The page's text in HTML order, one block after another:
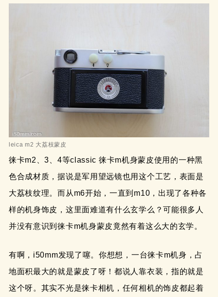
leica m2 大荔枝蒙皮
徕卡m2、3、4等classic 徕卡m机身蒙皮使用的一种黑
色合成材质，据说是军用望远镜也用这个工艺，表面是
大荔枝纹理。而从m6开始，一直到m10，出现了各种各
样的机身饰皮，这里面难道有什么玄学么？可能很多人
并没有意识到徕卡m机身蒙皮竟然有着这么大的玄学。
有啊，i50mm发现了噻。你想想，一台徕卡m机身，占
地面积最大的就是蒙皮了呀！都说人靠衣装，指的就是
这个呀。其实不光是徕卡相机，任何相机的饰皮都起着